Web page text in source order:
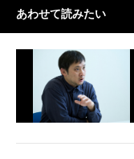
あわせて読みたい